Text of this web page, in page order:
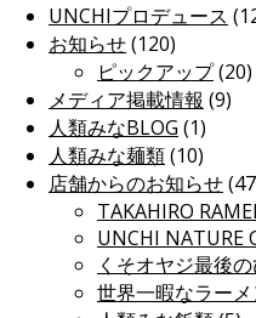
UNCHIプロデュース
お知らせ(120)
ピックアップ(20)
メディア掲載情報 (9)
人類みなBLOG (1)
人類みな麺類(10)
店舗からのお知らせ
TAKAHIRO
UNCHI NATURE
くそオヤジ最後
世界一暇なラー